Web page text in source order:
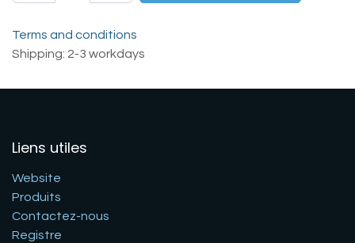
Terms and conditions
Shipping: 2-3 workdays
Liens utiles
Website
Produits
Contactez-nous
Registre